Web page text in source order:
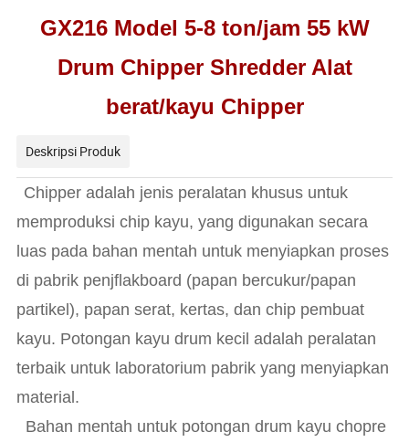
GX216 Model 5-8 ton/jam 55 kW
Drum Chipper Shredder Alat
berat/kayu Chipper
Deskripsi Produk
Chipper adalah jenis peralatan khusus untuk
memproduksi chip kayu, yang digunakan secara
luas pada bahan mentah untuk menyiapkan proses
di pabrik penjflakboard (papan bercukur/papan
partikel), papan serat, kertas, dan chip pembuat
kayu. Potongan kayu drum kecil adalah peralatan
terbaik untuk laboratorium pabrik yang menyiapkan
material.
Bahan mentah untuk potongan drum kayu chopre